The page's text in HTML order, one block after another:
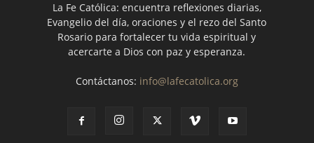
La Fe Católica: encuentra reflexiones diarias,
Evangelio del día, oraciones y el rezo del Santo
Rosario para fortalecer tu vida espiritual y
acercarte a Dios con paz y esperanza.
Contáctanos: info@lafecatolica.org